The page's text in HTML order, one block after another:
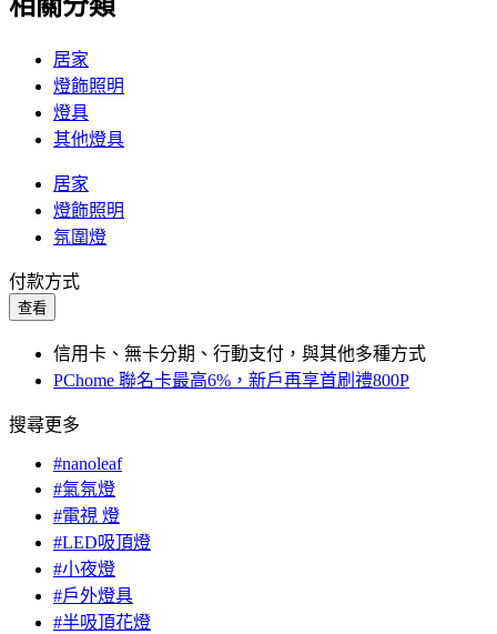
相關分類
居家
燈飾照明
燈具
其他燈具
居家
燈飾照明
氛圍燈
付款方式
查看
信用卡、無卡分期、行動支付，與其他多種方式
PChome 聯名卡最高6%，新戶再享首刷禮800P
搜尋更多
#nanoleaf
#氣氛燈
#電視 燈
#LED吸頂燈
#小夜燈
#戶外燈具
#半吸頂花燈